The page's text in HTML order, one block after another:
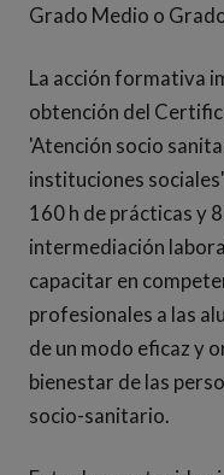
Grado Medio o
La acción formativa
obtención del
'Atención socio
instituciones
160 h de prácticas y
intermediación
capacitar en
profesionales a las
de un modo eficaz y
bienestar de las
socio-sanitario.